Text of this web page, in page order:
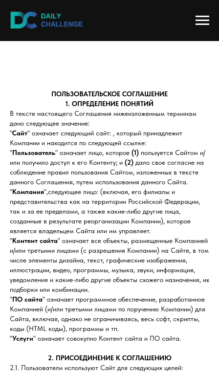
ПОЛЬЗОВАТЕЛЬСКОЕ СОГЛАШЕНИЕ
1. ОПРЕДЕЛЕНИЕ ПОНЯТИЙ
В тексте настоящего Соглашения нижеизложенным терминам
дано следующее значение:
"Сайт" означает следующий сайт: , который принадлежит
Компании и находится по следующей ссылке:
"Пользователь" означает лицо, которое (1) пользуется Сайтом и/
или получило доступ к его Контенту; и (2) дало свое согласие на
соблюдение правил пользования Сайтом, изложенных в тексте
данного Соглашения, путем использования данного Сайта.
"Компания",следующее лицо: (включая, его филиалы и
представительства как на территории Российской Федерации,
так и за ее пределами, а также какие-либо другие лица,
созданные в результате реорганизации Компании), которое
является владельцем Сайта или им управляет.
"Контент сайта" означает все объекты, размещенные Компанией
и/или третьими лицами (с разрешения Компании) на Сайте, в том
числе элементы дизайна, текст, графические изображения,
иллюстрации, видео, программы, музыка, звуки, информация,
уведомления и какие-либо другие объекты схожего назначения, их
подборки или комбинации.
"ПО сайта" означает программное обеспечение, разработанное
Компанией (и/или третьими лицами по поручению Компании) для
Сайта, включая, однако не ограничиваясь, весь софт, скрипты,
коды (HTML коды), программы и тп.
"Услуги" означает совокупно Контент сайта и ПО сайта.
2. ПРИСОЕДИНЕНИЕ К СОГЛАШЕНИЮ
2.1. Пользователи используют Сайт для следующих целей: